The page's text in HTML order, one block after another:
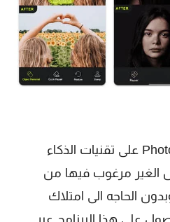
يعتمد تطبيق Photo Retouch على تقنيات الذكاء
الغير مرغوب فيها من
الحاجه الى امتلاك
على هذا البرنامج عبر